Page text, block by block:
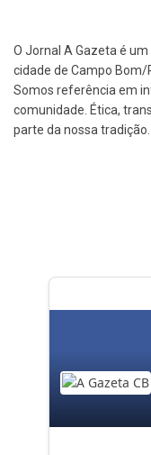
O Jornal A Gazeta é
cidade de Campo Bom/
Somos referência em
comunidade. Ética,
parte da nossa tradição.